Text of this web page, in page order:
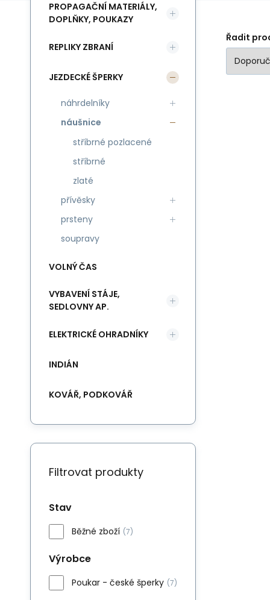
Řadit
PROPAGAČNÍ MATERIÁLY,
DOPLŇKY, POUKAZY
REPLIKY ZBRANÍ
JEZDECKÉ ŠPERKY
náhrdelníky
náušnice
stříbrné pozlacené
stříbrné
zlaté
přívěsky
prsteny
soupravy
VOLNÝ ČAS
VYBAVENÍ STÁJE,
SEDLOVNY AP.
ELEKTRICKÉ OHRADNÍKY
INDIÁN
KOVÁŘ, PODKOVÁŘ
Filtrovat produkty
Stav
Běžné zboží (7)
Výrobce
Poukar - české šperky (7)